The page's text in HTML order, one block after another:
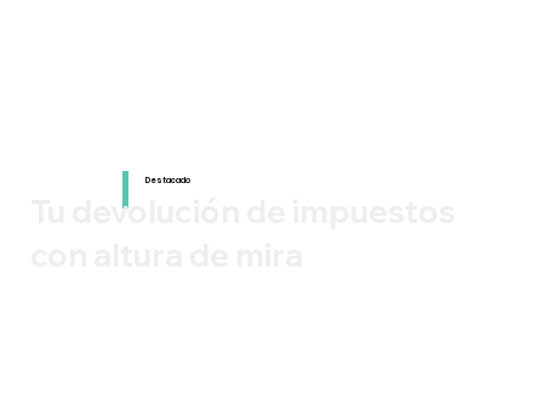
Destacado
Tu devolución de impuestos